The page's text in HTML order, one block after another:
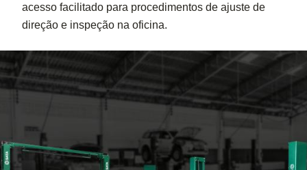
acesso facilitado para procedimentos de ajuste de
direção e inspeção na oficina.